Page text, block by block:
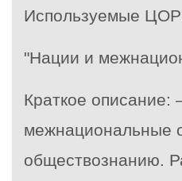
Используемые
"Нации и
Краткое
межнациональные
обществознанию.